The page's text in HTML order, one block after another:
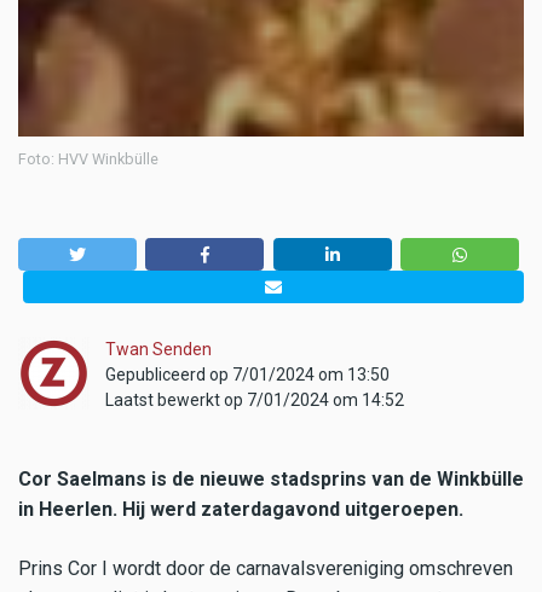
Foto: HVV Winkbülle
Twan Senden
Gepubliceerd op 7/01/2024 om 13:50
Laatst bewerkt op 7/01/2024 om 14:52
Cor Saelmans is de nieuwe stadsprins van de Winkbülle
in Heerlen. Hij werd zaterdagavond uitgeroepen.
Prins Cor I wordt door de carnavalsvereniging omschreven